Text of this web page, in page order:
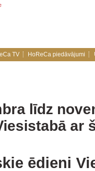
TV HoReCa piedāvājumi
līdz
ar
ēdieni